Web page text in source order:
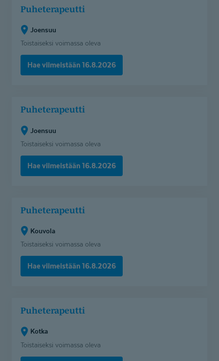
(Joensuu)
Puheterapeutti
Joensuu
Toistaiseksi voimassa oleva
Hae viimeistään 16.8.2026
(Joensuu)
Puheterapeutti
Joensuu
Toistaiseksi voimassa oleva
Hae viimeistään 16.8.2026
(Kouvola)
Puheterapeutti
Kouvola
Toistaiseksi voimassa oleva
Hae viimeistään 16.8.2026
(Kotka)Puheterapeutti
Kotka
Toistaiseksi voimassa oleva